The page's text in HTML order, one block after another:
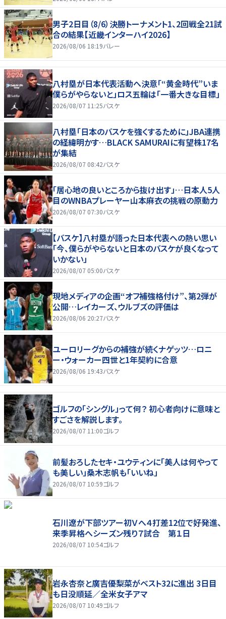
男子2日目（8/6）決勝トーナメント1、2回戦全21試
合の結果【近畿インターハイ2026】
2026/08/06 18:19バレー
八村塁が日本代表活動へ決意「“黄金時代”いま
僕らがやらないと」ロス五輪は「一番大きな目標」
2026/08/07 11:25バスケ
八村塁「日本のバスケを強くするために」JBA連携
の経緯明かす…BLACK SAMURAIに有望株17名
が集結
2026/08/07 08:42バスケ
「居心地の良いところから抜け出す」…日本人5人
目のWNBAプレーヤー山本麻衣の挑戦の原動力
2026/08/07 07:30バスケ
【バスケ】八村塁が語った日本代表への熱い思い
「今、僕らがやらないと日本のバスケが良くなって
いかない」
2026/08/07 05:00バスケ
現地メディアの企画“オフ補強格付け”、第2弾が
公開…レイカーズ、ウルブズの評価は
2026/08/06 20:27バスケ
ユーロリーグからの補強が続くナゲッツ…ロニ
ー・ウォーカー四世と1年契約に合意
2026/08/06 19:43バスケ
ゴルフの「シングル」って何？ 初心者向けに意味と
すごさを解説します。
2026/08/07 11:00ゴルフ
前髪おろしたセキ・ユウティンに「美人は何やって
も美しい」桑木志帆も「いいね」
2026/08/07 10:59ゴルフ
石川遼が下部ツアー初Ｖへ４打差12位で好発進、
来季昇格へシーズン残り７試合 第１日
2026/08/07 10:54ゴルフ
岩永杏奈と廣吉優梨菜がベスト32に進出 3日目
も日没順延／全米女子アマ
2026/08/07 10:49ゴルフ